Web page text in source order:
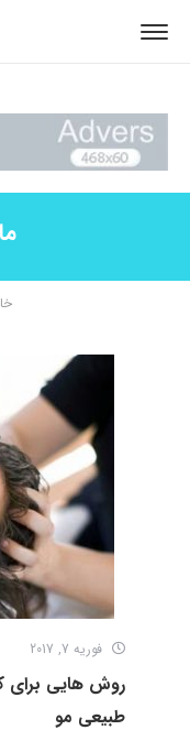
فوریه 7, 2017
روش هایی
طبیعی مو